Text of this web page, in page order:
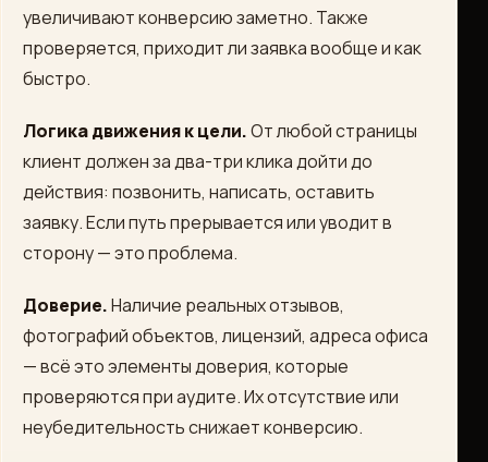
увеличивают конверсию заметно. Также
проверяется, приходит ли заявка вообще и как
быстро.
Логика движения к цели.От любой страницы
клиент должен за два-три клика дойти до
действия: позвонить, написать, оставить
заявку. Если путь прерывается или уводит в
сторону — это проблема.
Доверие.Наличие реальных отзывов,
фотографий объектов, лицензий, адреса офиса
— всё это элементы доверия, которые
проверяются при аудите. Их отсутствие или
неубедительность снижает конверсию.